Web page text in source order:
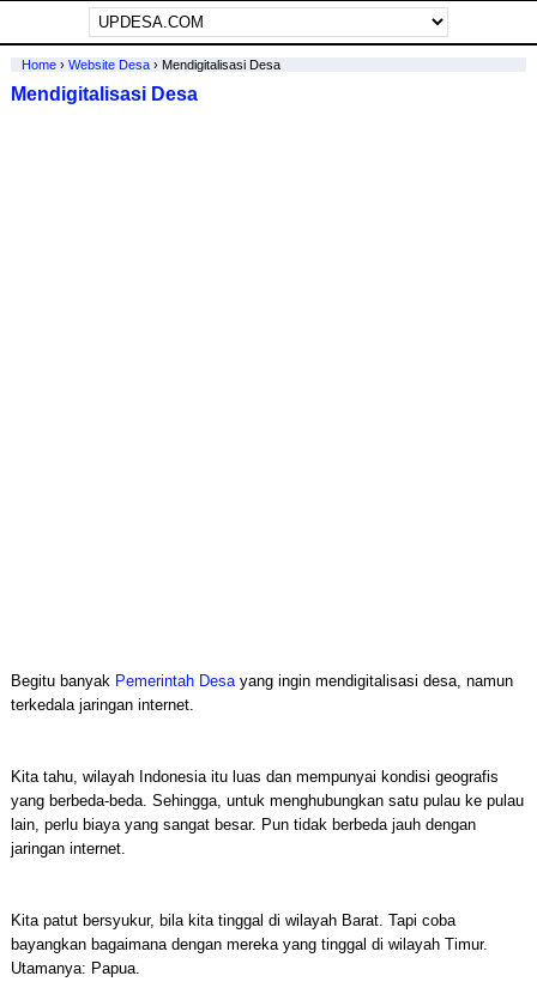
Home› Website Desa› Mendigitalisasi Desa
Mendigitalisasi Desa
Begitu banyak Pemerintah Desayang ingin mendigitalisasi desa, namun
terkedala jaringan internet.
Kita tahu, wilayah Indonesia itu luas dan mempunyai kondisi geografis
yang berbeda-beda. Sehingga, untuk menghubungkan satu pulau ke pulau
lain, perlu biaya yang sangat besar. Pun tidak berbeda jauh dengan
jaringan internet.
Kita patut bersyukur, bila kita tinggal di wilayah Barat. Tapi coba
bayangkan bagaimana dengan mereka yang tinggal di wilayah Timur.
Utamanya: Papua.